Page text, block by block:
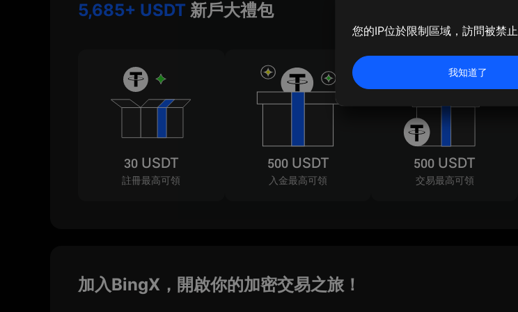
5,685+ USDT 新戶大禮包
30 USDT
註冊最高可領
500 USDT
入金最高可領
500 USDT
交易最高可領
加入BingX，開啟你的加密交易之旅！
您的IP位於限制區域，訪問被禁止
我知道了